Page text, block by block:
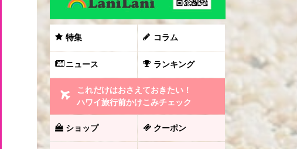
特集 コラム
ニュース ランキング
これだけはおさえておきたい！
ハワイ旅行前かけこみチェック
ショップ クーポン